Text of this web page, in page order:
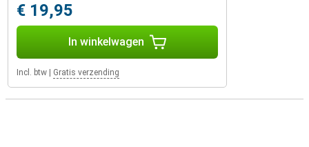
€ 19,95
In winkelwagen
Incl. btw Gratis verzending